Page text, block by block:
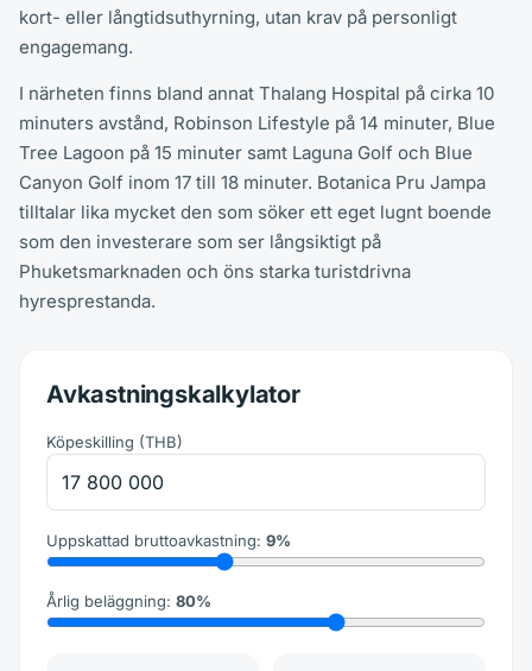
kort- eller långtidsuthyrning, utan krav på personligt
engagemang.
I närheten finns bland annat Thalang Hospital på cirka 10
minuters avstånd, Robinson Lifestyle på 14 minuter, Blue
Tree Lagoon på 15 minuter samt Laguna Golf och Blue
Canyon Golf inom 17 till 18 minuter. Botanica Pru Jampa
tilltalar lika mycket den som söker ett eget lugnt boende
som den investerare som ser långsiktigt på
Phuketsmarknaden och öns starka turistdrivna
hyresprestanda.
Avkastningskalkylator
Köpeskilling (THB)
Uppskattad bruttoavkastning: 9%
Årlig beläggning: 80%